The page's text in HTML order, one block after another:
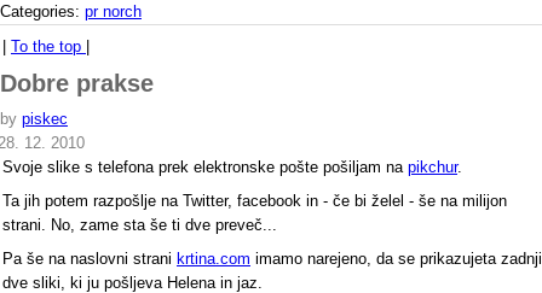
Categories: pr norch
| To the top |
Dobre prakse
by piskec
12. 2010
Svoje slike s telefona prek elektronske pošte pošiljam na pikchur.
Ta jih potem razpošlje na Twitter, facebook in - če bi želel - še na milijon
strani. No, zame sta še ti dve preveč...
Pa še na naslovni strani krtina.com imamo narejeno, da se prikazujeta zadnji
dve sliki, ki ju pošljeva Helena in jaz.